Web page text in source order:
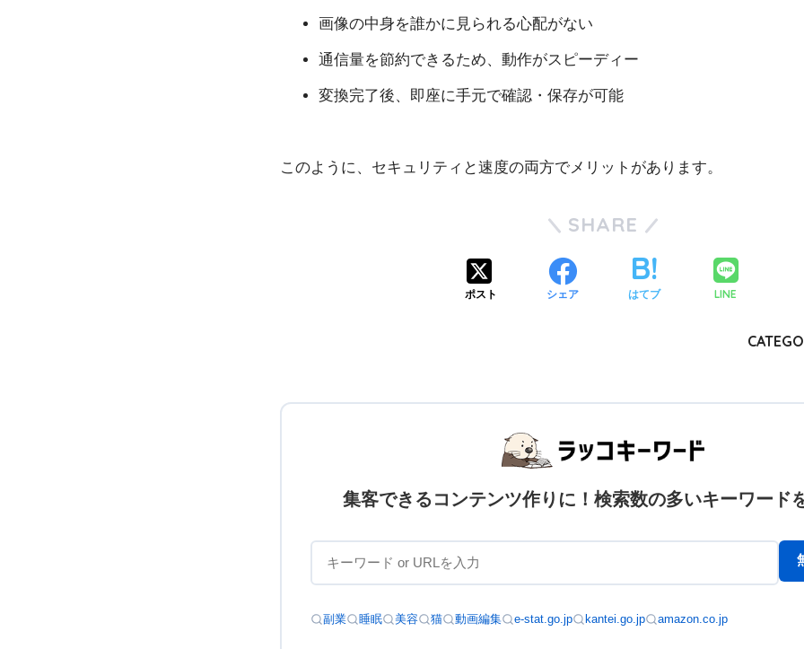
画像の中身を誰かに見られる心配がない
通信量を節約できるため、動作がスピーディー
変換完了後、即座に手元で確認・保存が可能
このように、セキュリティと速度の両方でメリットがあります。
SHARE
ポスト シェア はてブ LINE
集客できるコンテンツ作りに！検索数の多いキーワード
副業 睡眠 美容 猫 動画編集 e-stat.go.jp kantei.go.jp amazon.co.jp